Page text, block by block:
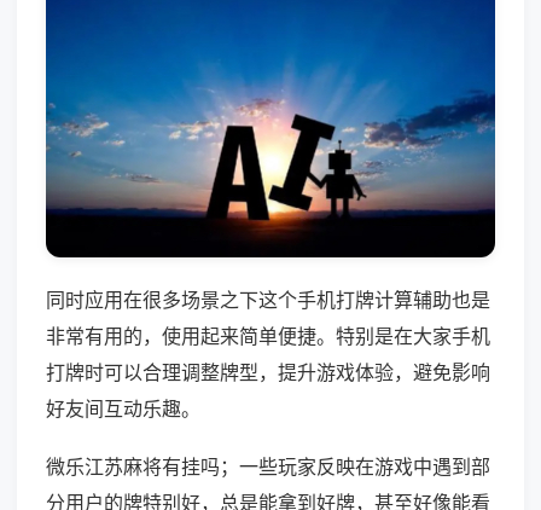
同时应用在很多场景之下这个手机打牌计算辅助也是
非常有用的，使用起来简单便捷。特别是在大家手机
打牌时可以合理调整牌型，提升游戏体验，避免影响
好友间互动乐趣。
微乐江苏麻将有挂吗；一些玩家反映在游戏中遇到部
分用户的牌特别好，总是能拿到好牌，甚至好像能看